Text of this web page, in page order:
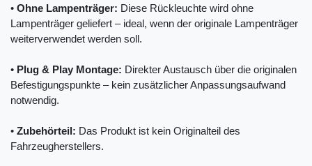
• Ohne Lampenträger: Diese Rückleuchte wird ohne
Lampenträger geliefert – ideal, wenn der originale Lampenträger
weiterverwendet werden soll.
• Plug & Play Montage: Direkter Austausch über die originalen
Befestigungspunkte – kein zusätzlicher Anpassungsaufwand
notwendig.
• Zubehörteil: Das Produkt ist kein Originalteil des
Fahrzeugherstellers.